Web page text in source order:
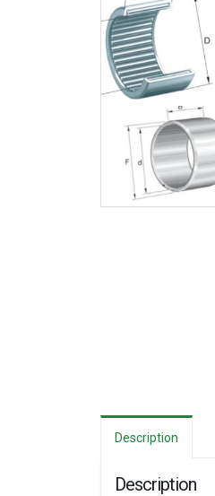
Description
Description